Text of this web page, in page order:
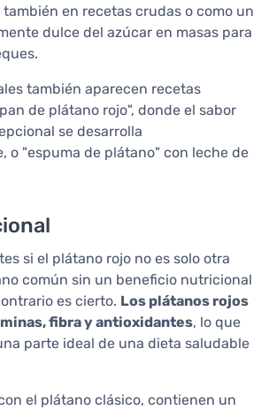
en recetas crudas o como un
dulce del azúcar en masas para
también aparecen recetas
de plátano rojo", donde el sabor
se desarrolla
o "espuma de plátano" con leche de
si el plátano rojo no es solo otra
común sin un beneficio nutricional
es cierto. Los plátanos rojos
fibra y antioxidantes, lo que
parte ideal de una dieta saludable
el plátano clásico, contienen un